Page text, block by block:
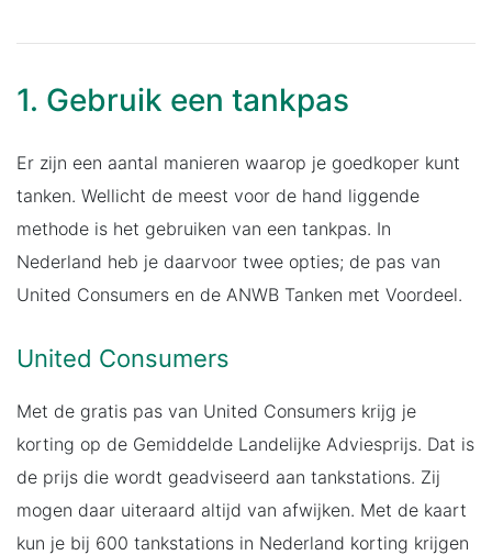
1. Gebruik een tankpas
Er zijn een aantal manieren waarop je goedkoper kunt
tanken. Wellicht de meest voor de hand liggende
methode is het gebruiken van een tankpas. In
Nederland heb je daarvoor twee opties; de pas van
United Consumers en de ANWB Tanken met Voordeel.
United Consumers
Met de gratis pas van United Consumers krijg je
korting op de Gemiddelde Landelijke Adviesprijs. Dat is
de prijs die wordt geadviseerd aan tankstations. Zij
mogen daar uiteraard altijd van afwijken. Met de kaart
kun je bij 600 tankstations in Nederland korting krijgen